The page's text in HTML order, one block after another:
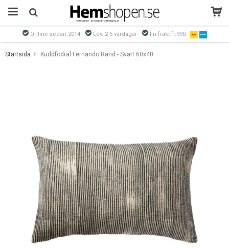
Online sedan 2014 Lev. 2-5 vardagar Fri frakt fr.990:-
Startsida Kuddfodral Fernando Rand - Svart 60x40